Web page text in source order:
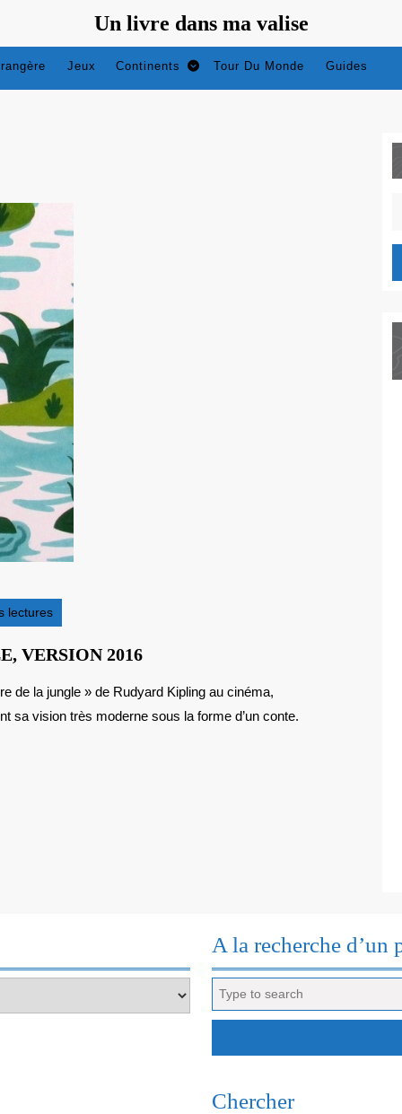
Un livre dans ma valise
Jeux Continents Tour Du Monde Guides
lectures
VERSION 2016INDE
LE
LIVRE
sa vision très moderne sous la forme d’un conte.
A la recherche d’un
for:
Chercher